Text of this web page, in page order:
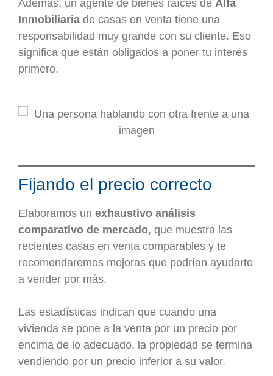
Además, un agente de bienes raíces de Alfa
Inmobiliaria de casas en venta tiene una
responsabilidad muy grande con su cliente. Eso
significa que están obligados a poner tu interés
primero.
Fijando el precio correcto
Elaboramos un exhaustivo análisis
comparativo de mercado, que muestra las
recientes casas en venta comparables y te
recomendaremos mejoras que podrían ayudarte
a vender por más.
Las estadísticas indican que cuando una
vivienda se pone a la venta por un precio por
encima de lo adecuado, la propiedad se termina
vendiendo por un precio inferior a su valor.